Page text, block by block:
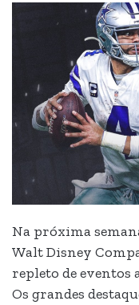
Na próxima
Walt Disney
repleto de eventos
Os grandes